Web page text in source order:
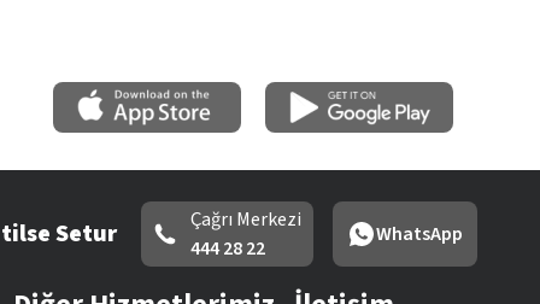
Setur
Çağrı Merkezi
444 28 22
WhatsApp